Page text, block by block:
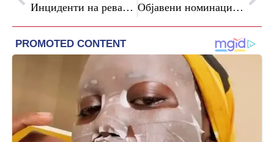
Инциденти на реваншот во Алкмар, фудбалерите на Вест Хем ги бранеа своите навивачи Објавени номинациите за фудбалер на сезоната во Премиер лигата, по двајца од Сити и Арсенал